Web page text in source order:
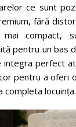
ce sunt
fără
compact,
pentru un bas
perfect
pentru a oferi
locuința.